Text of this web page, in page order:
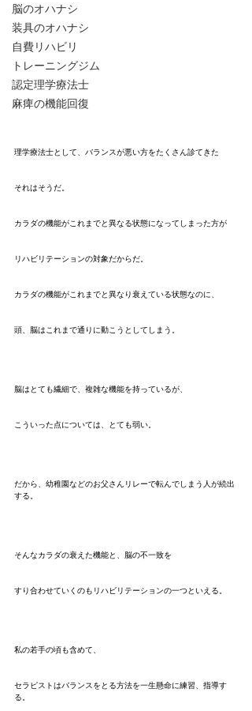
脳のオハナシ
装具のオハナシ
自費リハビリ
トレーニングジム
認定理学療法士
麻痺の機能回復
理学療法士として、バランスが悪い方をたくさん診てきた
それはそうだ。
カラダの機能がこれまでと異なる状態になってしまった方が
リハビリテーションの対象だからだ。
カラダの機能がこれまでと異なり衰えている状態なのに、
頭、脳はこれまで通りに動こうとしてしまう。
脳はとても繊細で、複雑な機能を持っているが、
こういった点については、とても弱い。
だから、幼稚園などのお父さんリレーで転んでしまう人が続出
する。
そんなカラダの衰えた機能と、脳の不一致を
すり合わせていくのもリハビリテーションの一つといえる。
私の若手の頃も含めて、
セラピストはバランスをとる方法を一生懸命に練習、指導す
る。